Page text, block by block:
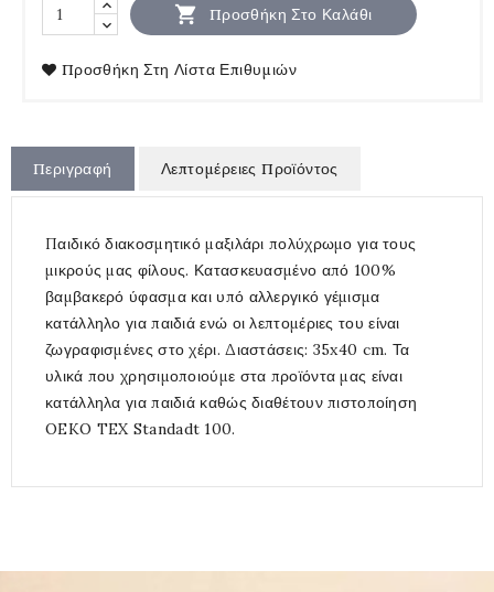
 Προσθήκη Στο Καλάθι
Προσθήκη Στη Λίστα Επιθυμιών
Περιγραφή Λεπτομέρειες Προϊόντος
Παιδικό διακοσμητικό μαξιλάρι πολύχρωμο για τους
μικρούς μας φίλους. Κατασκευασμένο από 100%
βαμβακερό ύφασμα και υπό αλλεργικό γέμισμα
κατάλληλο για παιδιά ενώ οι λεπτομέριες του είναι
ζωγραφισμένες στο χέρι. Διαστάσεις: 35x40 cm. Τα
υλικά που χρησιμοποιούμε στα προϊόντα μας είναι
κατάλληλα για παιδιά καθώς διαθέτουν πιστοποίηση
OEKO TEX Standadt 100.